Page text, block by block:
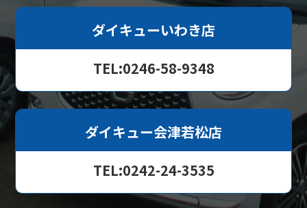
ダイキューいわき店
TEL:0246-58-9348
ダイキュー会津若松店
TEL:0242-24-3535